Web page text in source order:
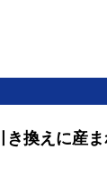
換えに産ま